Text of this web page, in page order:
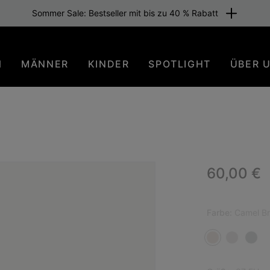
Sommer Sale: Bestseller mit bis zu 40 % Rabatt
MÄNNER KINDER SPOTLIGHT ÜBER
Regular
60,00 €